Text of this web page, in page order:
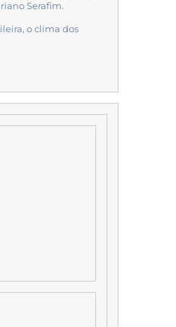
Serafim.
o clima dos